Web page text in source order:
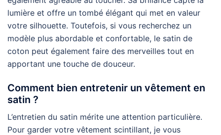
lumière et offre un tombé élégant qui met en valeur
votre silhouette. Toutefois, si vous recherchez un
modèle plus abordable et confortable, le satin de
coton peut également faire des merveilles tout en
apportant une touche de douceur.
Comment bien entretenir un vêtement en
satin ?
L’entretien du satin mérite une attention particulière.
Pour garder votre vêtement scintillant, je vous